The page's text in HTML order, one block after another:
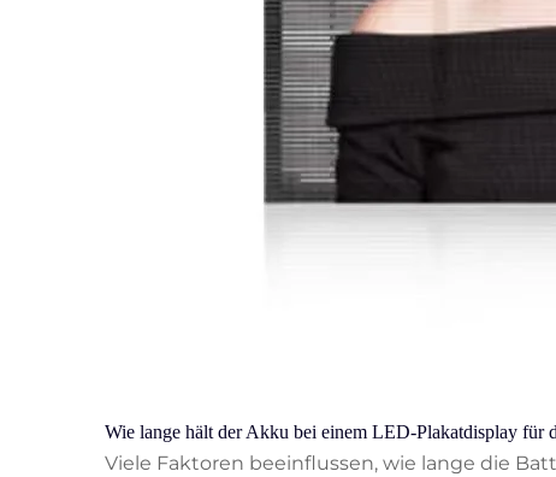
Wie lange hält der Akku bei einem LED-Plakatdisplay für
Viele Faktoren beeinflussen, wie lange die